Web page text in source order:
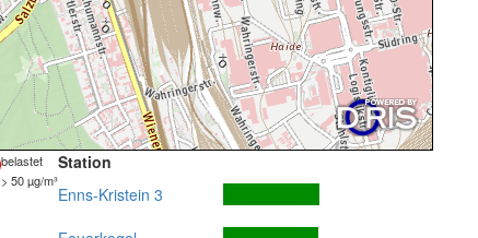
belastet
> 50 µg/m³
Station
Enns-Kristein 3